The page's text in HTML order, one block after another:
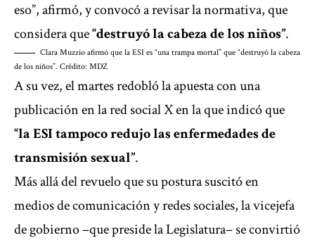
eso”, afirmó, y convocó a revisar la normativa, que
considera que“destruyó la cabeza de los niños”.
Clara Muzzio afirmó que la ESI es “una trampa mortal” que “destruyó la cabeza
de los niños”. Crédito: MDZ
A su vez, el martes redobló la apuesta con una
publicación en la red social X en la que indicó que
“la ESI tampoco redujo las enfermedades de
transmisión sexual”.
Más allá del revuelo que su postura suscitó en
medios de comunicación y redes sociales, la vicejefa
de gobierno –que preside la Legislatura– se convirtió